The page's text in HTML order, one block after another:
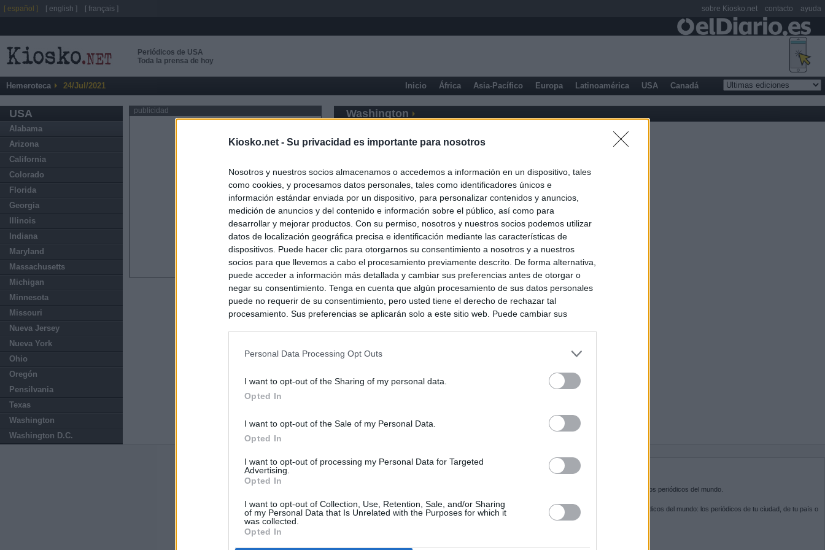
Kiosko.net - Su privacidad es importante para nosotros
Nosotros y nuestros socios almacenamos o accedemos a información en un dispositivo, tales
como cookies, y procesamos datos personales, tales como identificadores únicos e
información estándar enviada por un dispositivo, para personalizar contenidos y anuncios,
medición de anuncios y del contenido e información sobre el público, así como para
desarrollar y mejorar productos. Con su permiso, nosotros y nuestros socios podemos utilizar
datos de localización geográfica precisa e identificación mediante las características de
dispositivos. Puede hacer clic para otorgarnos su consentimiento a nosotros y a nuestros
socios para que llevemos a cabo el procesamiento previamente descrito. De forma alternativa,
puede acceder a información más detallada y cambiar sus preferencias antes de otorgar o
negar su consentimiento. Tenga en cuenta que algún procesamiento de sus datos personales
puede no requerir de su consentimiento, pero usted tiene el derecho de rechazar tal
procesamiento. Sus preferencias se aplicarán solo a este sitio web. Puede cambiar sus
Personal Data Processing Opt Outs
I want to opt-out of the Sharing of my personal data.
Opted In
I want to opt-out of the Sale of my Personal Data.
Opted In
I want to opt-out of processing my Personal Data for Targeted
Advertising.
Opted In
I want to opt-out of Collection, Use, Retention, Sale, and/or Sharing
of my Personal Data that Is Unrelated with the Purposes for which it
was collected.
Opted In
Periódicos de USA
Toda la prensa de hoy
Hemeroteca 24/Jul/2021 Inicio África Asia-Pacífico Europa Latinoamérica USA Canadá
USA
Alabama
Arizona
California
Colorado
Florida
Georgia
Illinois
Indiana
Maryland
Massachusetts
Michigan
Minnesota
Missouri
Nueva Jersey
Nueva York
Ohio
Oregón
Pensilvania
Texas
Washington
Washington D.C.
publicidad Washington
Últimas noticias
tras nuevas llamadas a cruzar la frontera
"¿Cuál es el plan?": dentro de los grupos de WhatsApp, Facebook e Instagram
SOBRE KIOSKO.NET
es la puerta de entrada a los periódicos del mundo.
Navega por las portadas de los periódicos del mundo: los periódicos de tu ciudad, de tu país o
del otro extremo del mundo.
[ español ] [ english ] [ français ] sobre Kiosko.net contacto ayuda